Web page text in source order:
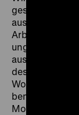
ausländischer
ungenügende
aus dem Leben
des Films ist
Wort kommen
Montazami-